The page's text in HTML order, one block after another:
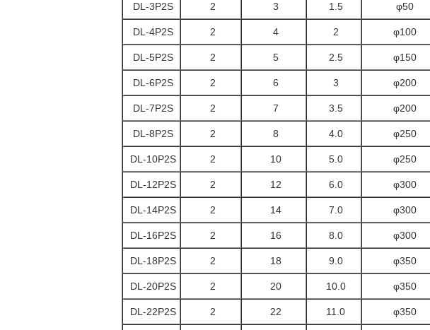
DL-3P2S 2 3 1.5 φ50
DL-4P2S 2 4 2 φ100
DL-5P2S 2 5 2.5 φ150
DL-6P2S 2 6 3 φ200
DL-7P2S 2 7 3.5 φ200
DL-8P2S 2 8 4.0 φ250
DL-10P2S 2 10 5.0 φ250
DL-12P2S 2 12 6.0 φ300
DL-14P2S 2 14 7.0 φ300
DL-16P2S 2 16 8.0 φ300
DL-18P2S 2 18 9.0 φ350
DL-20P2S 2 20 10.0 φ350
DL-22P2S 2 22 11.0 φ350